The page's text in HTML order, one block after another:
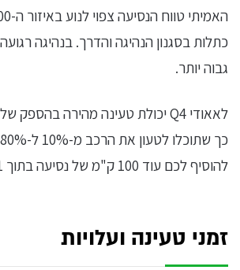
כתלות בסגנון הנהיגה והדרך. בנהיגה
גבוה יותר.
להוסיף לכם עוד 100 ק"מ של נסיעה בתוך 11 דקות של טעינה.
זמני טעינה ועלויות